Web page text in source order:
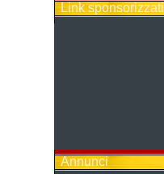
Link sponsorizzati
Annunci